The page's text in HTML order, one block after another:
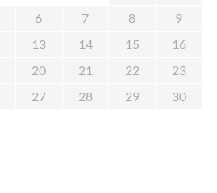
6 7 8
9
13 14 15
16
20 21 22
23
27 28 29
30